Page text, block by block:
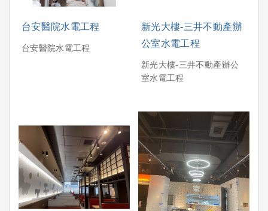
台安醫院水電工程
台安醫院水電工程
新光大樓-三井不動產辦
公室水電工程
新光大樓-三井不動產辦公
室水電工程